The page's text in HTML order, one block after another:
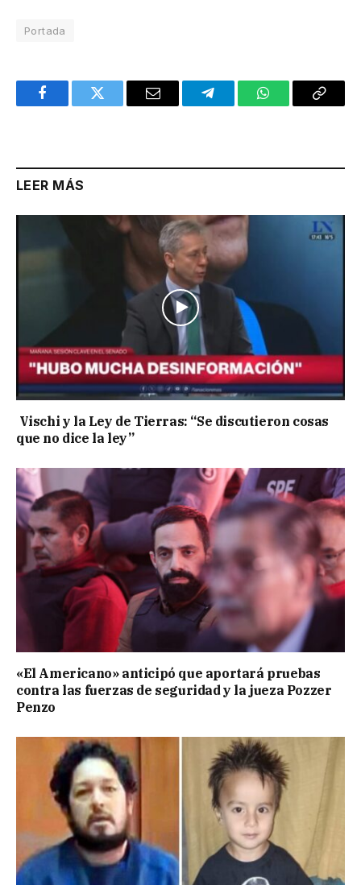
Portada
FacebookTwitter Email TelegramWhatsAppCopy
LEER MÁS
Vischi y la Ley de Tierras: “Se discutieron cosas
que no dice la ley”
«El Americano» anticipó que aportará pruebas
contra las fuerzas de seguridad y la jueza Pozzer
Penzo